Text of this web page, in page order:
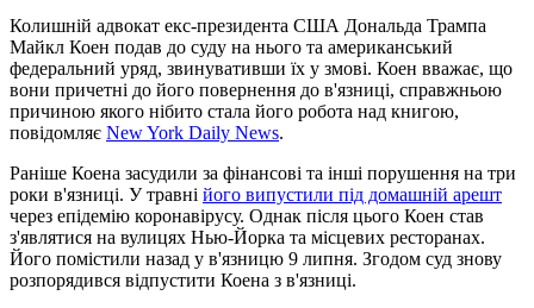
Колишній адвокат екс-президента США Дональда Трампа
Майкл Коен подав до суду на нього та американський
федеральний уряд, звинувативши їх у змові. Коен вважає, що
вони причетні до його повернення до в'язниці, справжньою
причиною якого нібито стала його робота над книгою,
повідомляє New York Daily News.
Раніше Коена засудили за фінансові та інші порушення на три
роки в'язниці. У травні його випустили під домашній арешт
через епідемію коронавірусу. Однак після цього Коен став
з'являтися на вулицях Нью-Йорка та місцевих ресторанах.
Його помістили назад у в'язницю 9 липня. Згодом суд знову
розпорядився відпустити Коена з в'язниці.